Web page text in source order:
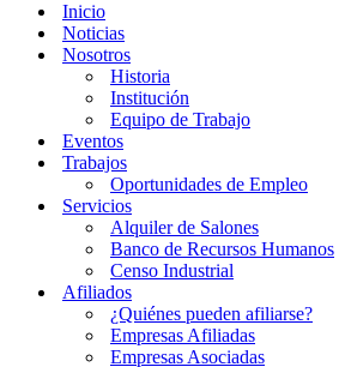
Inicio
Noticias
Nosotros
Historia
Institución
Equipo de Trabajo
Eventos
Trabajos
Oportunidades de Empleo
Servicios
Alquiler de Salones
Banco de Recursos Humanos
Censo Industrial
Afiliados
¿Quiénes pueden afiliarse?
Empresas Afiliadas
Empresas Asociadas